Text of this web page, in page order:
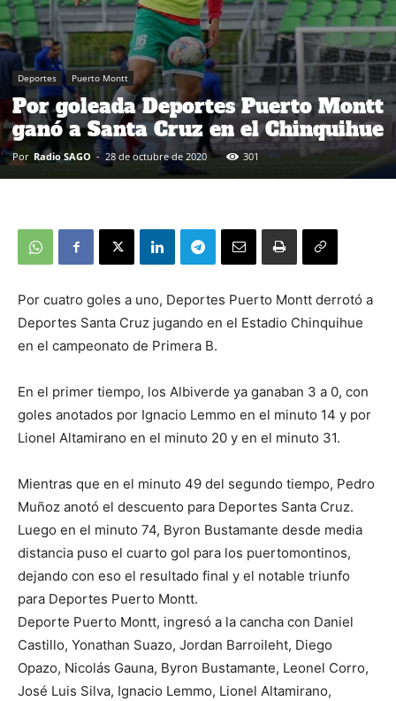
Deportes Puerto Montt
Por goleada Deportes Puerto Montt
ganó a Santa Cruz en el Chinquihue
Por Radio SAGO - 28 de octubre de 2020 301
Por cuatro goles a uno, Deportes Puerto Montt derrotó a
Deportes Santa Cruz jugando en el Estadio Chinquihue
en el campeonato de Primera B.
En el primer tiempo, los Albiverde ya ganaban 3 a 0, con
goles anotados por Ignacio Lemmo en el minuto 14 y por
Lionel Altamirano en el minuto 20 y en el minuto 31.
Mientras que en el minuto 49 del segundo tiempo, Pedro
Muñoz anotó el descuento para Deportes Santa Cruz.
Luego en el minuto 74, Byron Bustamante desde media
distancia puso el cuarto gol para los puertomontinos,
dejando con eso el resultado final y el notable triunfo
para Deportes Puerto Montt.
Deporte Puerto Montt, ingresó a la cancha con Daniel
Castillo, Yonathan Suazo, Jordan Barroileht, Diego
Opazo, Nicolás Gauna, Byron Bustamante, Leonel Corro,
José Luis Silva, Ignacio Lemmo, Lionel Altamirano,